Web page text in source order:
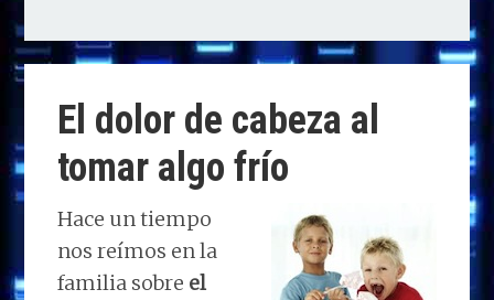
El dolor de cabeza al
tomar algo frío
Hace un tiempo
nos reímos en la
familia sobre el